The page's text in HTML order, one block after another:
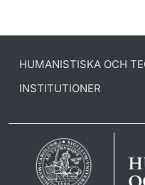
HUMANISTISKA OCH
INSTITUTIONER